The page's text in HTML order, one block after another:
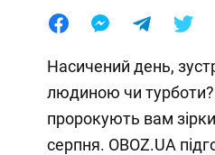
Насичений день,
людиною чи
пророкують вам
серпня. OBOZ.UA